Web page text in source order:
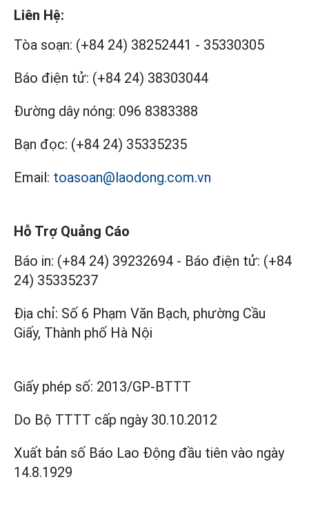
Liên Hệ:
Tòa soạn: (+84 24) 38252441 - 35330305
Báo điện tử: (+84 24) 38303044
Đường dây nóng: 096 8383388
Bạn đọc: (+84 24) 35335235
Email: toasoan@laodong.com.vn
Hỗ Trợ Quảng Cáo
Báo in: (+84 24) 39232694 - Báo điện tử: (+84
24) 35335237
Địa chỉ: Số 6 Phạm Văn Bạch, phường Cầu
Giấy, Thành phố Hà Nội
Giấy phép số: 2013/GP-BTTT
Do Bộ TTTT cấp ngày 30.10.2012
Xuất bản số Báo Lao Động đầu tiên vào ngày
14.8.1929